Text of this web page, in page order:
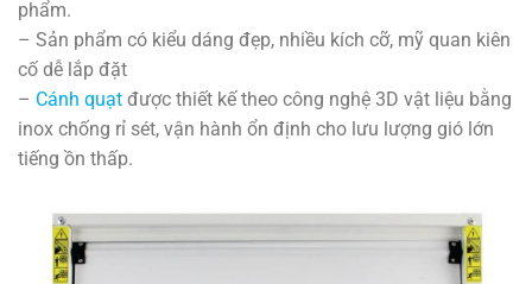
phẩm.
– Sản phẩm có kiểu dáng đẹp, nhiều kích cỡ, mỹ quan kiên
cố dễ lắp đặt
– Cánh quạt được thiết kế theo công nghệ 3D vật liệu bằng
inox chống rỉ sét, vận hành ổn định cho lưu lượng gió lớn
tiếng ồn thấp.